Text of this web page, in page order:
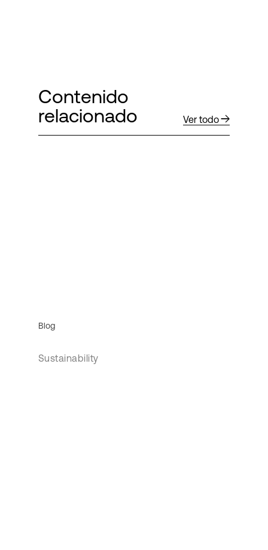
Contenido
relacionado
Ver todo
Blog
Sustainability